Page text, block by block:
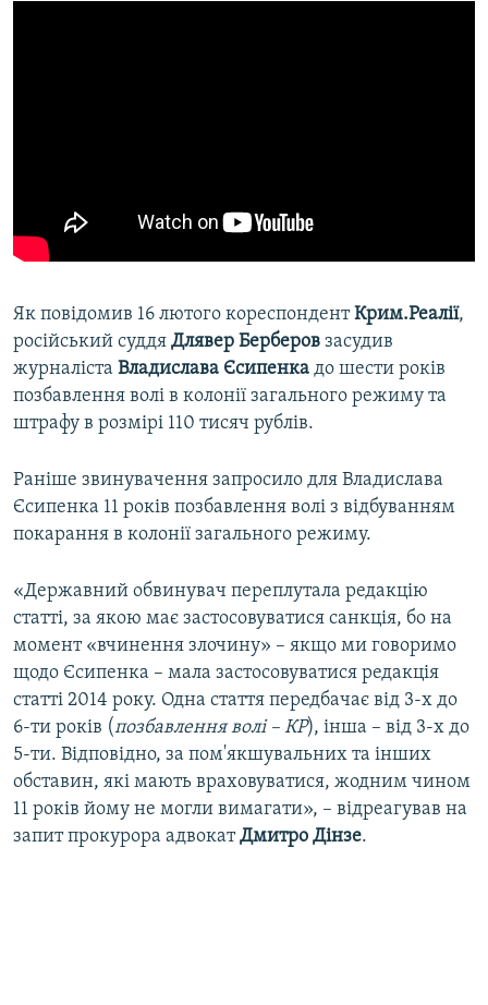
Як повідомив 16 лютого кореспондентКрим.Реалії,
російський суддя Длявер Берберов засудив
журналіста Владислава Єсипенка до шести років
позбавлення волі в колонії загального режиму та
штрафу в розмірі 110 тисяч рублів.
Раніше звинувачення запросило для Владислава
Єсипенка 11 років позбавлення волі з відбуванням
покарання в колонії загального режиму.
«Державний обвинувач переплутала редакцію
статті, за якою має застосовуватися санкція, бо на
момент «вчинення злочину» – якщо ми говоримо
щодо Єсипенка – мала застосовуватися редакція
статті 2014 року. Одна стаття передбачає від 3-х до
6-ти років (позбавлення волі – КР), інша – від 3-х до
5-ти. Відповідно, за пом'якшувальних та інших
обставин, які мають враховуватися, жодним чином
11 років йому не могли вимагати», – відреагував на
запит прокурора адвокатДмитро Дінзе.